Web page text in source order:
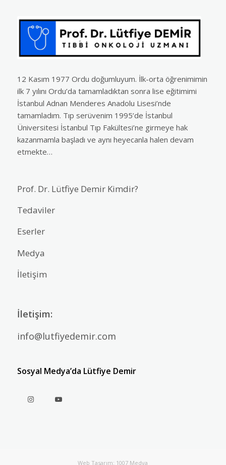
12 Kasım 1977 Ordu doğumluyum. İlk-orta öğrenimimin
ilk 7 yılını Ordu’da tamamladıktan sonra lise eğitimimi
İstanbul Adnan Menderes Anadolu Lisesi’nde
tamamladım. Tıp serüvenim 1995’de İstanbul
Üniversitesi İstanbul Tıp Fakültesi’ne girmeye hak
kazanmamla başladı ve aynı heyecanla halen devam
etmekte…
Prof. Dr. Lütfiye Demir Kimdir?
Tedaviler
Eserler
Medya
İletişim
İletişim:
info@lutfiyedemir.com
Sosyal Medya’da Lütfiye Demir
Web Tasarım: 1007 Medya